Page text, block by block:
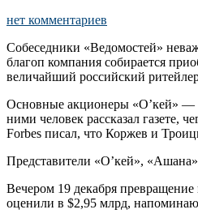
нет комментариев
Собеседники «Ведомостей»
благоп компания собирается
величайший российский
Основные акционеры «О’кей» —
ними человек рассказал газете,
Forbes писал, что Коржев и
Представители «О’кей»,
Вечером 19 декабря
оценили в $2,95 млрд,